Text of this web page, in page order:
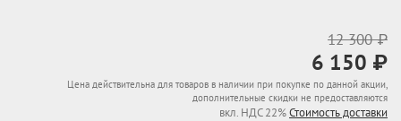
12 300 ₽
6 150 ₽
Цена действительна для товаров в наличии при покупке по данной акции,
дополнительные скидки не предоставляются
вкл. НДС 22%Стоимость доставки